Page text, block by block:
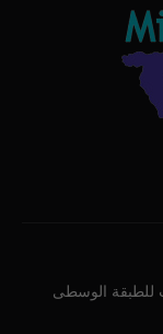
للطبقة الوسطى